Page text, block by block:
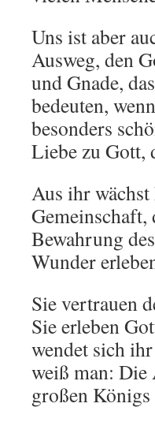
Uns ist aber
Ausweg, den
und Gnade,
bedeuten,
besonders
Liebe zu Gott,
Aus ihr
Bewahrung
Wunder
Sie vertrauen
Sie erleben
wendet sich
weiß man: Die
großen